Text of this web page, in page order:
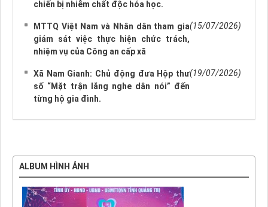
chiến bị nhiễm chất độc hóa học.
MTTQ Việt Nam và Nhân dân tham gia
giám sát việc thực hiện chức trách,
nhiệm vụ của Công an cấp xã
(15/07/2026)
Xã Nam Gianh: Chủ động đưa Hộp thư
số “Mặt trận lắng nghe dân nói” đến
từng hộ gia đình.
(19/07/2026)
ALBUM HÌNH ẢNH